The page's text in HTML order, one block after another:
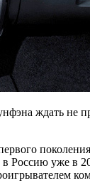
ждать
Россию уже